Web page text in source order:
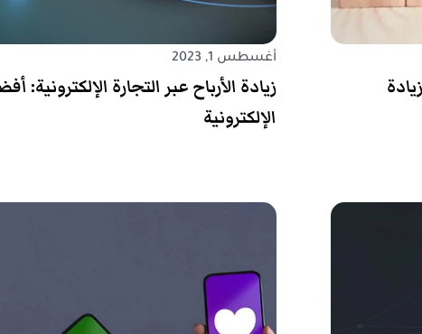
أغسطس 1, 2023
زيادة الأرباح عبر التجارة
الإلكترونية